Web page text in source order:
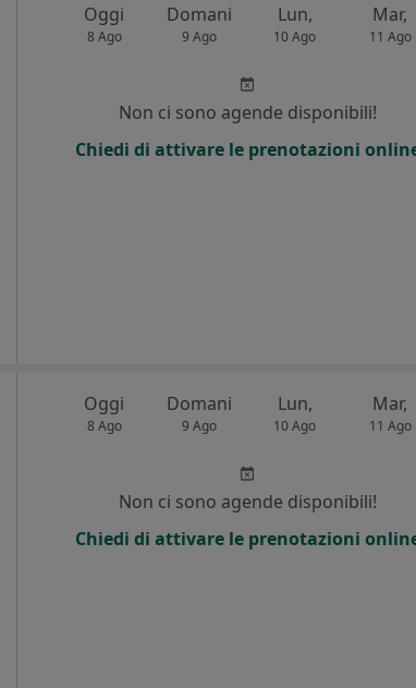
Oggi
8 Ago
Domani
9 Ago
Lun,
10 Ago
Mar,
11 Ago
Non ci sono agende disponibili!
Chiedi di attivare le prenotazioni
Oggi
8 Ago
Domani
9 Ago
Lun,
10 Ago
Mar,
11 Ago
Non ci sono agende disponibili!
Chiedi di attivare le prenotazioni